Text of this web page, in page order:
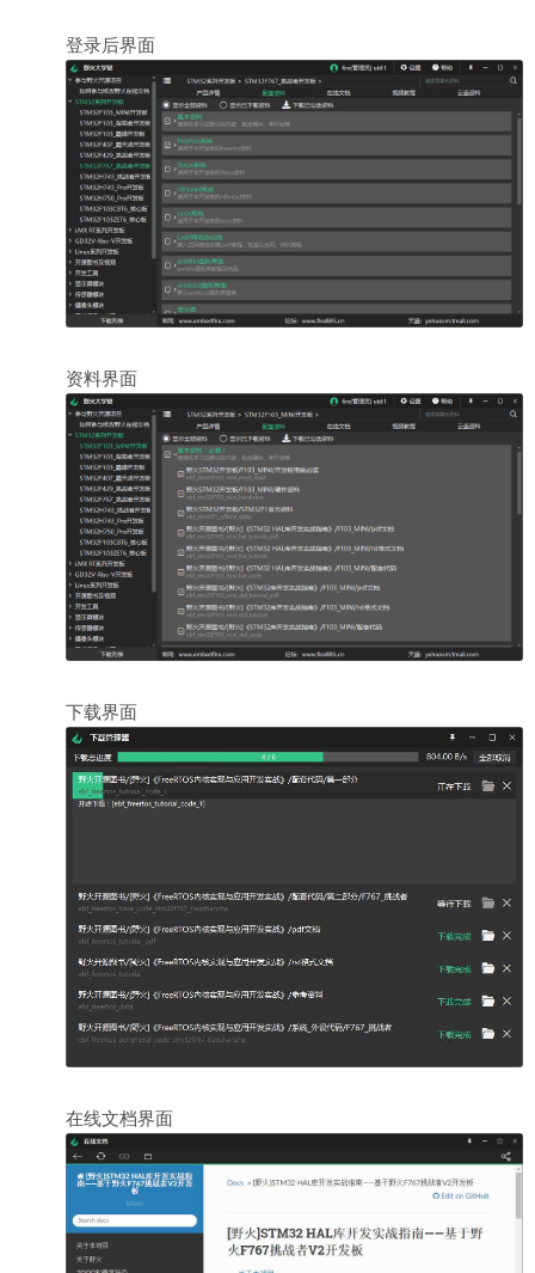
登录后界面
资料界面
下载界面
在线文档界面